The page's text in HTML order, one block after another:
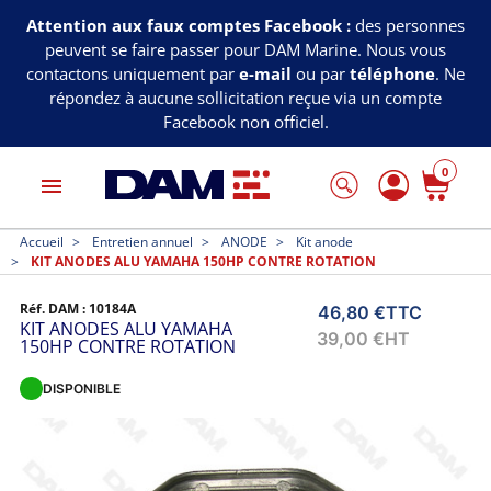
Attention aux faux comptes Facebook : des personnes
peuvent se faire passer pour DAM Marine. Nous vous
contactons uniquement par e-mail ou par téléphone. Ne
répondez à aucune sollicitation reçue via un compte
Facebook non officiel.
menu
0
Accueil Entretien annuel ANODE
Kit anode
KIT ANODES ALU YAMAHA 150HP CONTRE ROTATION
Réf. DAM : 10184A
KIT ANODES ALU YAMAHA
150HP CONTRE ROTATION
46,80 €TTC
39,00 €HT
DISPONIBLE